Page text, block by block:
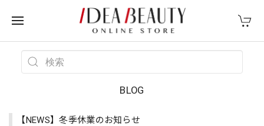
BLOG
【NEWS】冬季休業のお知らせ